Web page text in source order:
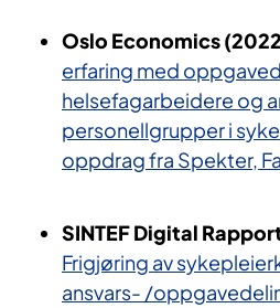
Oslo Economics
erfaring med
helsefagarbeidere og
personellgrupper i
oppdrag fra Spekter,
SINTEF Digital
Frigjøring av
ansvars- /